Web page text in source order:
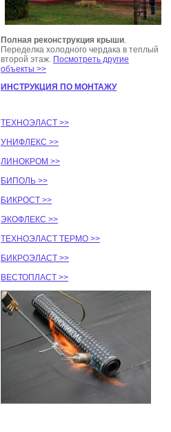
Полная реконструкция крыши.
Переделка холодного чердака в теплый
второй этаж. Посмотреть другие
объекты >>
ИНСТРУКЦИЯ ПО МОНТАЖУ
ТЕХНОЭЛАСТ >>
УНИФЛЕКС >>
ЛИНОКРОМ >>
БИПОЛЬ >>
БИКРОСТ >>
ЭКОФЛЕКС >>
ТЕХНОЭЛАСТ ТЕРМО >>
БИКРОЭЛАСТ >>
ВЕСТОПЛАСТ >>